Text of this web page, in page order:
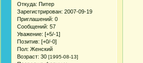
Откуда: Питер
Зарегистрирован: 2007-09-19
Приглашений: 0
Сообщений: 57
Уважение: [+5/-1]
Позитив: [+0/-0]
Пол: Женский
Возраст: 30 [1995-08-13]